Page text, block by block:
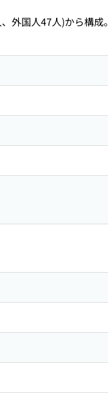
外国人47人)から構成。